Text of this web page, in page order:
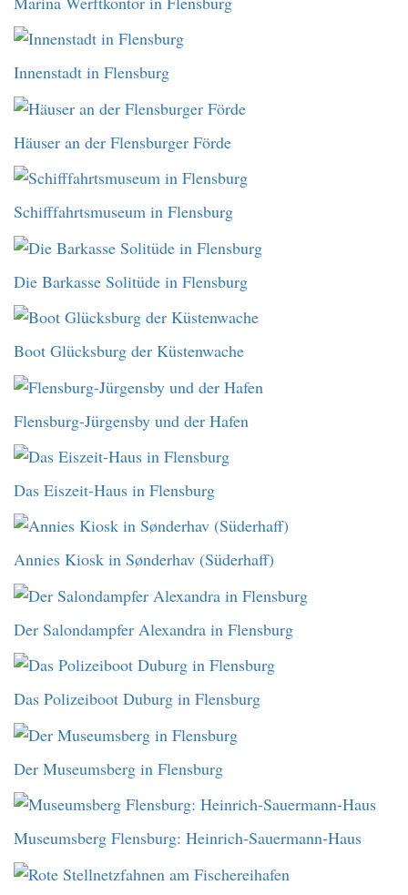
Innenstadt in Flensburg
Häuser an der Flensburger Förde
Schifffahrtsmuseum in Flensburg
Die Barkasse Solitüde in Flensburg
Boot Glücksburg der Küstenwache
Flensburg-Jürgensby und der Hafen
Das Eiszeit-Haus in Flensburg
Annies Kiosk in Sønderhav (Süderhaff)
Der Salondampfer Alexandra in Flensburg
Das Polizeiboot Duburg in Flensburg
Der Museumsberg in Flensburg
Museumsberg Flensburg: Heinrich-Sauermann-Haus